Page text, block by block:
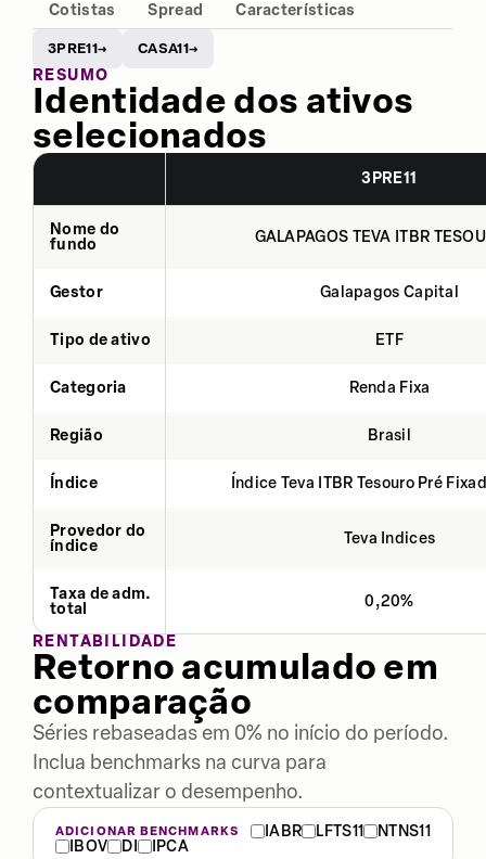
Cotistas
Spread Características
3PRE11→ CASA11→
RESUMO
Identidade dos ativos
selecionados
3PRE11
Nome do
fundo
GALAPAGOS TEVA ITBR
Gestor Galapagos Capital
Tipo de ativo ETF
Categoria Renda Fixa
Região Brasil
Índice Índice Teva ITBR Tesouro Pré
Provedor do
índice
Teva Indices
Taxa de adm.
total
0,20%
RENTABILIDADE
Retorno acumulado em
comparação
Séries rebaseadas em 0% no início do período.
Inclua benchmarks na curva para
contextualizar o desempenho.
ADICIONAR BENCHMARKS IABR LFTS11
NTNS11
IBOV
DI
IPCA